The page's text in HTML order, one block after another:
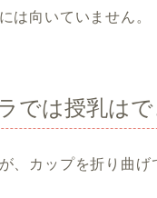
は向いていません。
では授乳はで
、 カップを折り曲げ